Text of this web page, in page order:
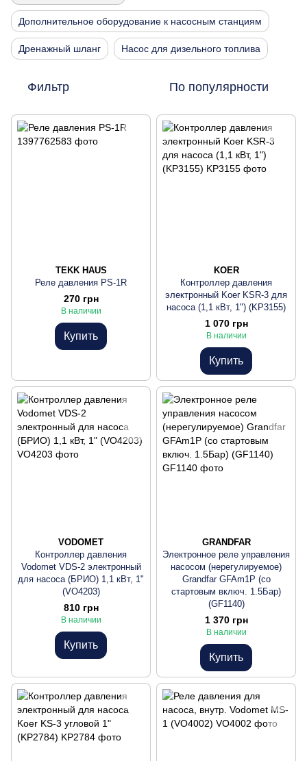
Дополнительное оборудование к насосным станциям
Дренажный шланг Насос для дизельного топлива
Фильтр По популярности
TEKK HAUS
Реле давления PS-1R
270 грн
В наличии
Купить
KOER
Контроллер давления
электронный Koer KSR-3 для
насоса (1,1 кВт, 1") (KP3155)
1 070 грн
В наличии
Купить
VODOMET
Контроллер давления
Vodomet VDS-2 электронный
для насоса (БРИО) 1,1 кВт, 1"
(VO4203)
810 грн
В наличии
Купить
GRANDFAR
Электронное реле управления
насосом (нерегулируемое)
Grandfar GFAm1P (со
стартовым включ. 1.5Бар)
(GF1140)
1 370 грн
В наличии
Купить